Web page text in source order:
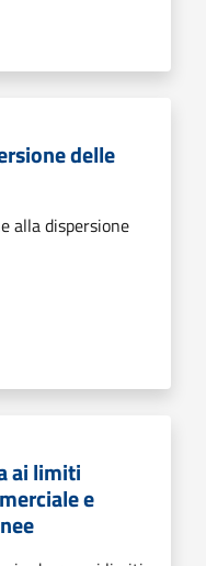
delle
alla dispersione
ai limiti
e